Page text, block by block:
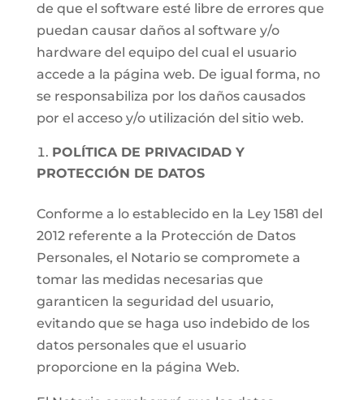
de que el software esté libre de errores que
puedan causar daños al software y/o
hardware del equipo del cual el usuario
accede a la página web. De igual forma, no
se responsabiliza por los daños causados
por el acceso y/o utilización del sitio web.
POLÍTICA DE PRIVACIDAD Y
PROTECCIÓN DE DATOS
Conforme a lo establecido en la Ley 1581 del
2012 referente a la Protección de Datos
Personales, el Notario se compromete a
tomar las medidas necesarias que
garanticen la seguridad del usuario,
evitando que se haga uso indebido de los
datos personales que el usuario
proporcione en la página Web.